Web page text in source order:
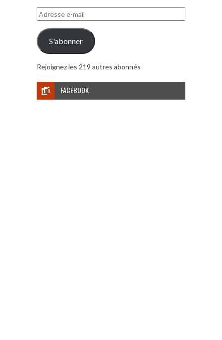
Adresse
e-
mail
S'abonner
Rejoignez les 219 autres abonnés
FACEBOOK